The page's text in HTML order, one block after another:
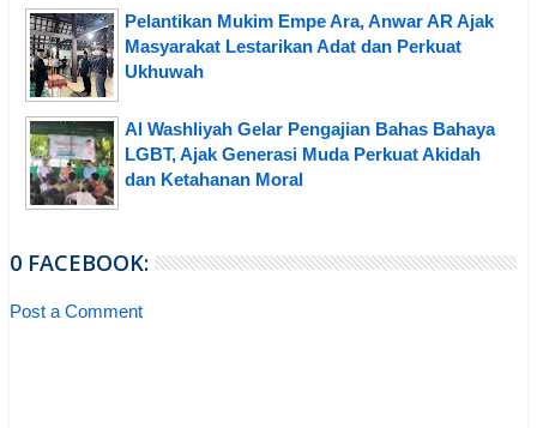
Pelantikan Mukim Empe Ara, Anwar AR Ajak
Masyarakat Lestarikan Adat dan Perkuat
Ukhuwah
Al Washliyah Gelar Pengajian Bahas Bahaya
LGBT, Ajak Generasi Muda Perkuat Akidah
dan Ketahanan Moral
0 FACEBOOK:
Post a Comment